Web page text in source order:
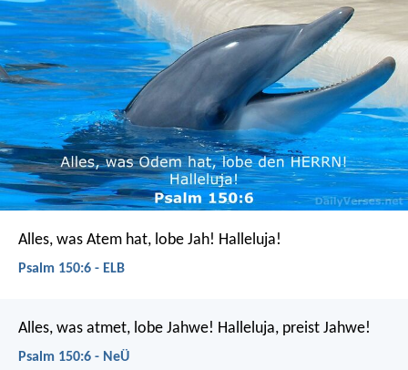
Alles, was Atem hat, lobe Jah! Halleluja!
Psalm 150:6 - ELB
Alles, was atmet, lobe Jahwe! Halleluja, preist Jahwe!
Psalm 150:6 - NeÜ